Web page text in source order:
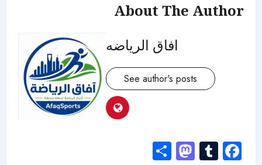
About The Author
افاق الرياضه
See author's posts
Facebook
Tumblr
Mastodon